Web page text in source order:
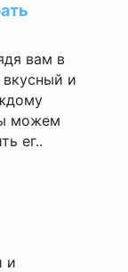
вам в
вкусный и
можем
ег..
и